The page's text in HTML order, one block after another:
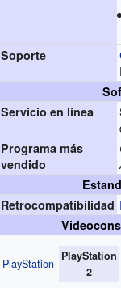
Soporte
Servicio en línea
Programa más
vendido
Retrocompatibilidad
PlayStation PlayStation
2